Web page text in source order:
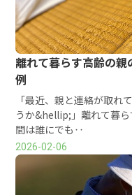
離れて暮らす高齢の
例
「最近、親と連絡が取れ
うか&hellip;」離れて暮
間は誰にでも‥
2026-02-06